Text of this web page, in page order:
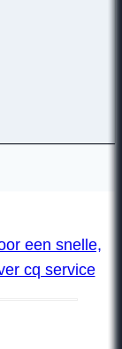
een snelle,
cq service